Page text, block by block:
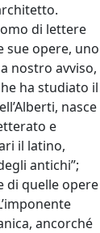
di lettere
sue opere, uno
nostro avviso,
ha studiato il
nasce
e
il latino,
antichi”;
di quelle opere
ancorché